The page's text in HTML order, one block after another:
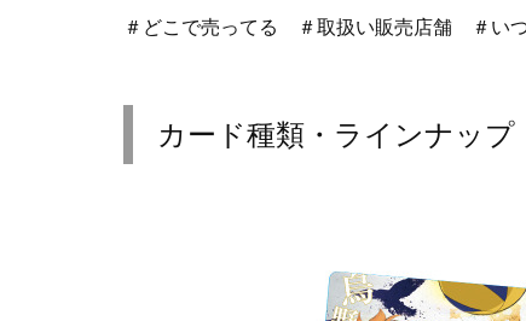
＃どこで売ってる ＃取扱い販売店舗 ＃い
カード種類・ラインナップ